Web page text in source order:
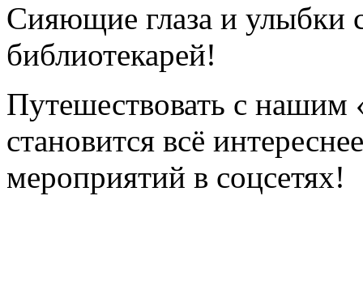
Сияющие глаза и улыбки
библиотекарей!
Путешествовать с нашим
становится всё
мероприятий в соцсетях!